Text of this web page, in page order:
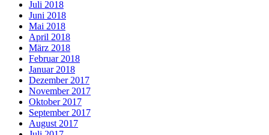
Juli 2018
Juni 2018
Mai 2018
April 2018
März 2018
Februar 2018
Januar 2018
Dezember 2017
November 2017
Oktober 2017
September 2017
August 2017